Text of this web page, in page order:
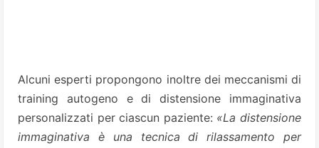
Alcuni esperti propongono inoltre dei meccanismi di
training autogeno e di distensione immaginativa
personalizzati per ciascun paziente: «La distensione
immaginativa è una tecnica di rilassamento per